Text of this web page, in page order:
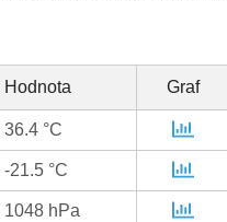
Hodnota Graf
36.4 °C
-21.5 °C
1048 hPa